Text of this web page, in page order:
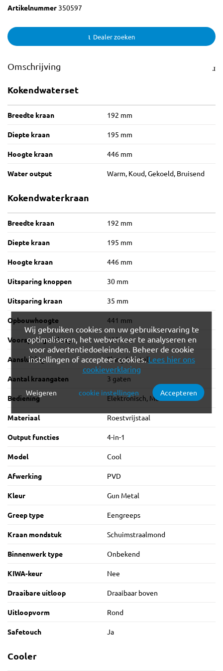
Artikelnummer 350597
Dealer zoeken
Omschrijving
Kokendwaterset
Breedte kraan 192 mm
Diepte kraan 195 mm
Hoogte kraan 446 mm
Water output Warm, Koud, Gekoeld, Bruisend
Kokendwaterkraan
Breedte kraan 192 mm
Diepte kraan 195 mm
Hoogte kraan 446 mm
Uitsparing knoppen 30 mm
Uitsparing kraan 35 mm
Opbouwhoogte 441 mm
Voorsprong uitloop 190 mm
Aansluiting Slang (wartel)
Aantal kraangaten 3 gaten
Bediening Elektronisch, Mechanisch
Materiaal Roestvrijstaal
Output functies 4-in-1
Model Cool
Afwerking PVD
Kleur Gun Metal
Greep type Eengreeps
Kraan mondstuk Schuimstraalmond
Binnenwerk type Onbekend
KIWA-keur Nee
Draaibare uitloop Draaibaar boven
Uitloopvorm Rond
Safetouch Ja
Cooler
Wij gebruiken cookies om uw gebruikservaring te
optimaliseren, het webverkeer te analyseren en
voor advertentiedoeleinden. Beheer de cookie
instellingen of accepteer cookies.Lees hier ons
cookieverklaring
Verplichte cookies Functionele cookies
Analytische cookies Marketing cookies
Weigeren cookie instellingen Accepteren